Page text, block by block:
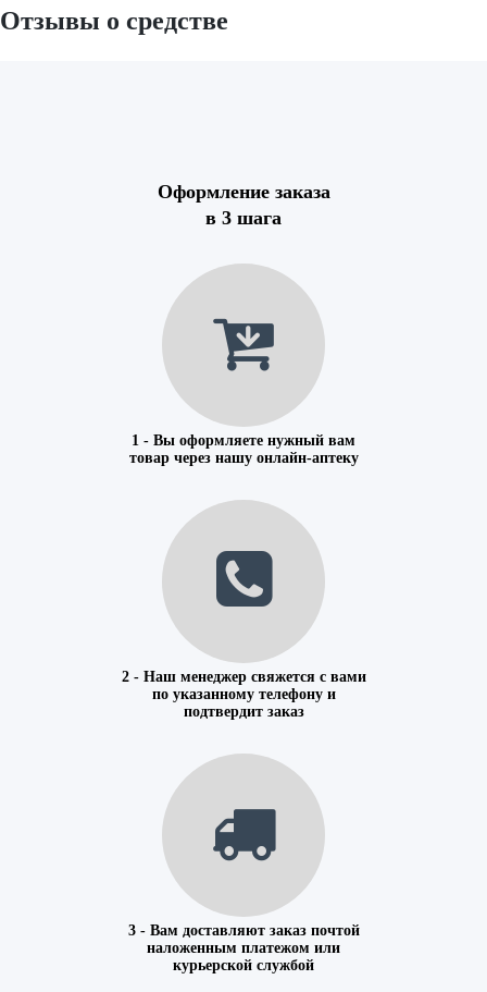
Отзывы о средстве
Оформление заказа
в 3 шага
1 - Вы оформляете нужный вам
товар через нашу онлайн-аптеку
2 - Наш менеджер свяжется с вами
по указанному телефону и
подтвердит заказ
3 - Вам доставляют заказ почтой
наложенным платежом или
курьерской службой